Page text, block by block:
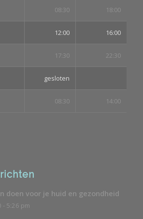
08:30 18:00
12:00 16:00
17:30 22:30
gesloten
08:30 14:00
doen voor je huid en gezondheid
- 5:26 pm